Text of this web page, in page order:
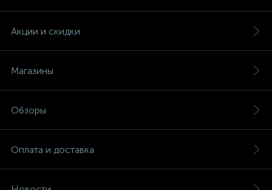
Акции и скидки
Магазины
Обзоры
Оплата и доставка